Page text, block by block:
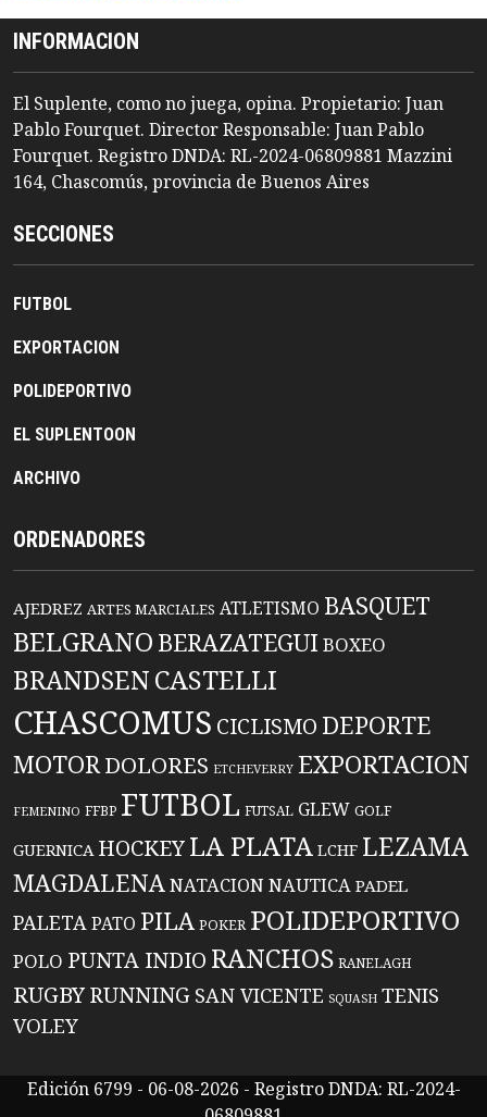
INFORMACION
El Suplente, como no juega, opina. Propietario: Juan
Pablo Fourquet. Director Responsable: Juan Pablo
Fourquet. Registro DNDA: RL-2024-06809881 Mazzini
164, Chascomús, provincia de Buenos Aires
SECCIONES
FUTBOL
EXPORTACION
POLIDEPORTIVO
EL SUPLENTOON
ARCHIVO
ORDENADORES
AJEDREZ ARTES MARCIALES ATLETISMO BASQUET
BELGRANO BERAZATEGUIBOXEO
BRANDSENCASTELLI
CHASCOMUS CICLISMO DEPORTE
MOTORDOLORES ETCHEVERRY EXPORTACION
FEMENINO FFBP FUTBOL FUTSAL GLEW GOLF
GUERNICA HOCKEYLA PLATA LCHF LEZAMA
MAGDALENANATACIONNAUTICA PADEL
PALETAPATO PILA POKER POLIDEPORTIVO
POLO PUNTA INDIO RANCHOS RANELAGH
RUGBYRUNNING SAN VICENTE SQUASH TENIS
VOLEY
Edición 6799 - 06-08-2026 - Registro DNDA: RL-2024-